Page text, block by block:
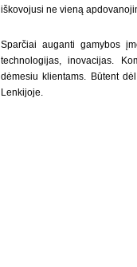
iškovojusi ne vieną
Sparčiai auganti gamybos
technologijas, inovacijas.
dėmesiu klientams. Būtent
Lenkijoje.